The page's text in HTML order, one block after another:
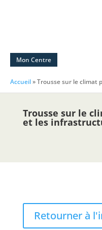
Mon Centre
Accueil»Trousse sur le climat
Trousse sur le
et les
Retourner à